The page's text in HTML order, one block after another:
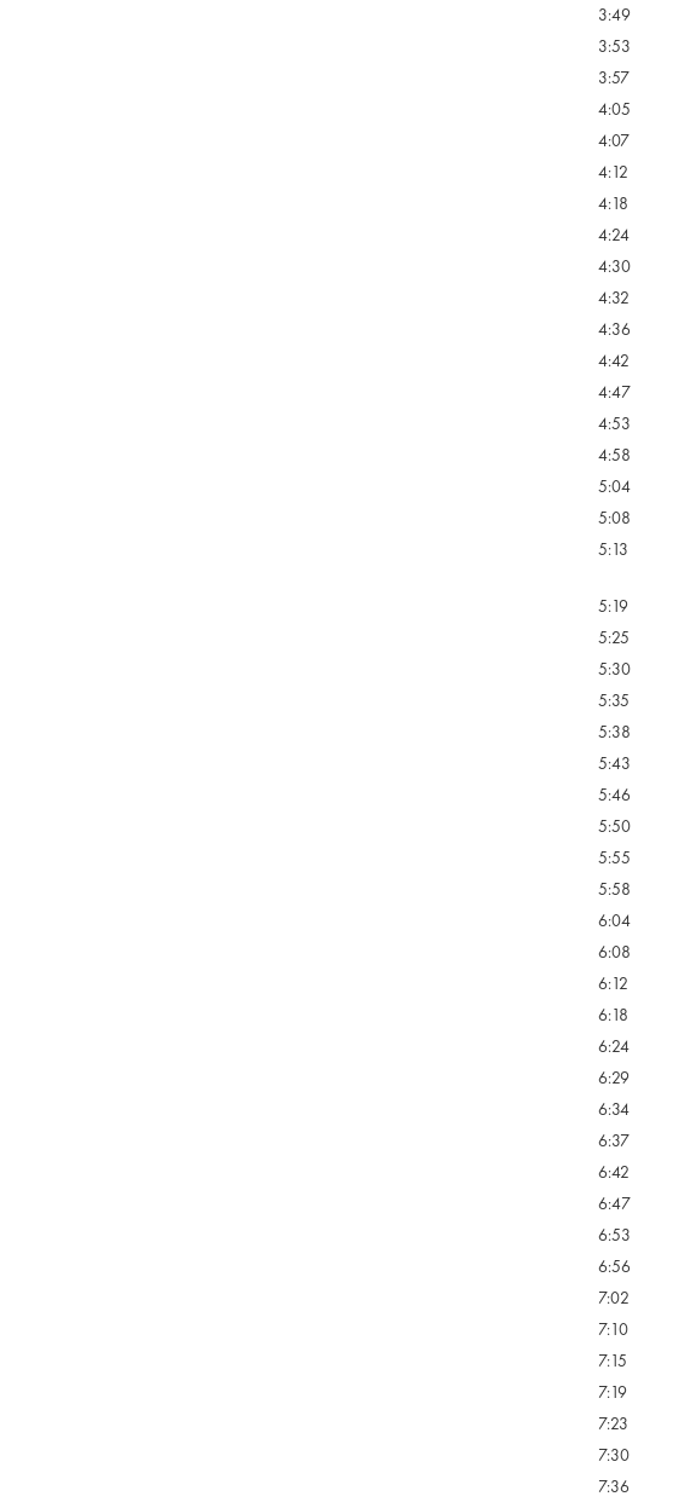
3:49
3:53
3:57
4:05
4:07
4:12
4:18
4:24
4:30
4:32
4:36
4:42
4:47
4:53
4:58
5:04
5:08
5:13
5:19
5:25
5:30
5:35
5:38
5:43
5:46
5:50
5:55
5:58
6:04
6:08
6:12
6:18
6:24
6:29
6:34
6:37
6:42
6:47
6:53
6:56
7:02
7:10
7:15
7:19
7:23
7:30
7:36